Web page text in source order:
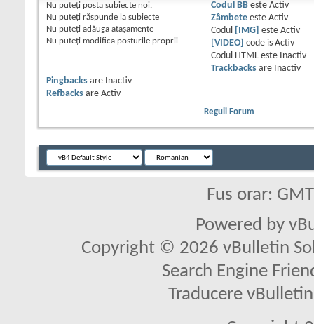
Nu puteţi posta subiecte noi.
Nu puteţi răspunde la subiecte
Nu puteţi adăuga ataşamente
Nu puteţi modifica posturile proprii
Codul BBeste Activ
Zâmbeteeste Activ
Codul
[IMG] este Activ
[VIDEO]
code is Activ
Codul HTML este
Inactiv
Trackbacksare
Inactiv
Pingbacks are
Inactiv
Refbacks are Activ
Reguli Forum
Fus orar:
Powered by
Copyright © 2026 vBulletin
Search Engine
Traducere